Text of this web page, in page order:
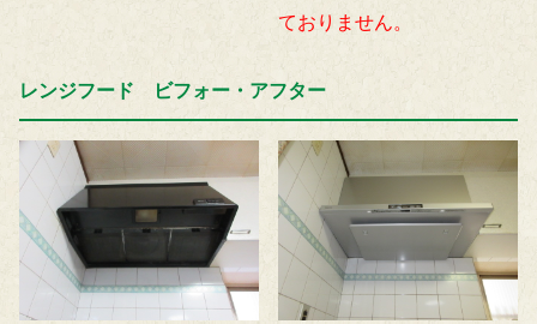
ておりません。
レンジフード ビフォー・アフター